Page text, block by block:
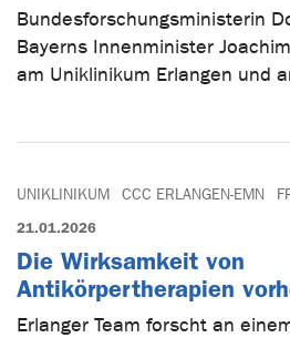
Bundesforschungsministerin
Bayerns Innenminister
am Uniklinikum Erlangen und
UNIKLINIKUM CCC ERLANGEN-EMN
21.01.2026
Die Wirksamkeit von
Antikörpertherapien
Erlanger Team forscht an